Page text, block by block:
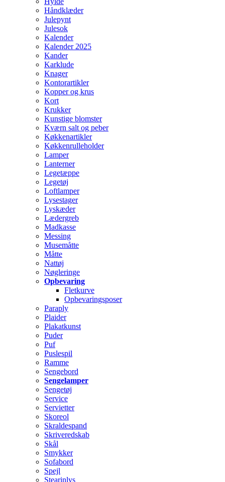
Håndklæder
Julepynt
Julesok
Kalender
Kalender 2025
Kander
Karklude
Knager
Kontorartikler
Kopper og krus
Kort
Krukker
Kunstige blomster
Kværn salt og peber
Køkkenartikler
Køkkenrulleholder
Lamper
Lanterner
Legetæppe
Legetøj
Loftlamper
Lysestager
Lyskæder
Lædergreb
Madkasse
Messing
Musemåtte
Måtte
Nattøj
Nøgleringe
Opbevaring
Fletkurve
Opbevaringsposer
Paraply
Plaider
Plakatkunst
Puder
Puf
Puslespil
Ramme
Sengebord
Sengelamper
Sengetøj
Service
Servietter
Skoreol
Skraldespand
Skriveredskab
Skål
Smykker
Sofabord
Spejl
Stearinlys